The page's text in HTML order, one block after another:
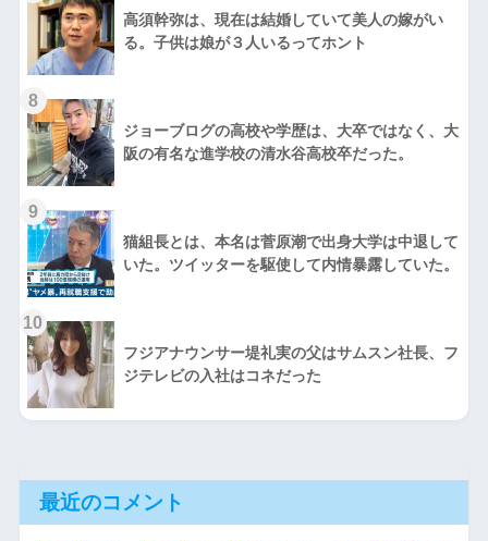
高須幹弥は、現在は結婚していて美人の嫁がい
る。子供は娘が３人いるってホント
8
ジョーブログの高校や学歴は、大卒ではなく、大
阪の有名な進学校の清水谷高校卒だった。
9
猫組長とは、本名は菅原潮で出身大学は中退して
いた。ツイッターを駆使して内情暴露していた。
10
フジアナウンサー堤礼実の父はサムスン社長、フ
ジテレビの入社はコネだった
最近のコメント